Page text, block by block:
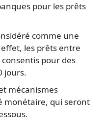
pour les prêts
comme une
les prêts entre
pour des
jours.
mécanismes
monétaire, qui seront